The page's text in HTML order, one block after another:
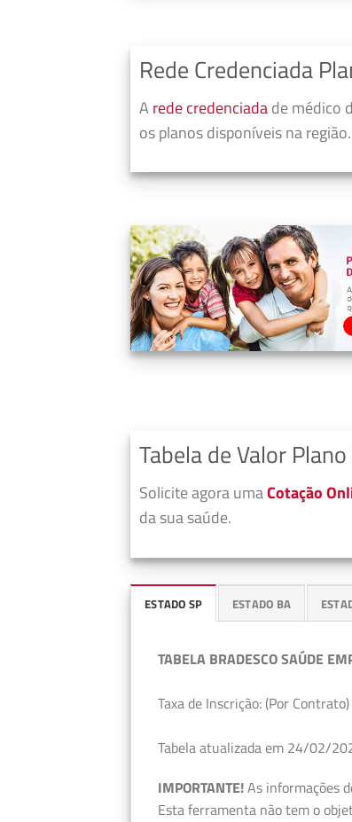
Rede Credenciada
A rede credenciadade médico
os planos disponíveis na
Tabela de Valor
Solicite agora umaCotação
da sua saúde.
ESTADO SP ESTADO BA
TABELA BRADESCO SAÚDE
Taxa de Inscrição: (Por
Tabela atualizada em 24/02/
IMPORTANTE!As informações
Esta ferramenta não tem o